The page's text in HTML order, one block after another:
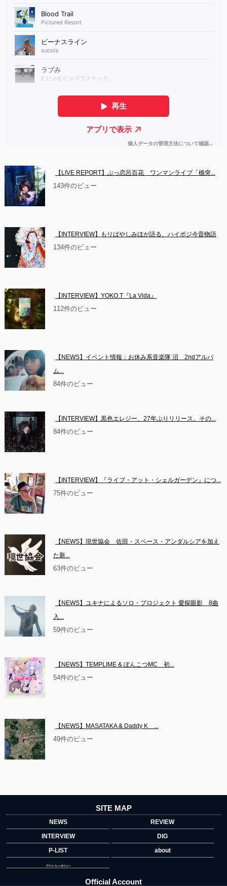
【LIVE REPORT】ぶっ恋呂百花　ワンマンライブ「楯突...
143件のビュー
【INTERVIEW】もりばやしみほが語る、ハイポジ今昔物語
134件のビュー
【INTERVIEW】YOKO.T『La Vida』
112件のビュー
【NEWS】イベント情報：お休み系音楽隊 沼　2ndアルバ
ム...
84件のビュー
【INTERVIEW】黒色エレジー、27年ぶりリリース。その...
84件のビュー
【INTERVIEW】『ライブ・アット・シェルガーデン』につ...
75件のビュー
【NEWS】現世協会　佐田・スペース・アンダルシアを加え
た新...
63件のビュー
【NEWS】ユキナによるソロ・プロジェクト 愛探眼影　8曲
入...
59件のビュー
【NEWS】TEMPLIME & ぽんこつMC　初...
54件のビュー
【NEWS】MASATAKA & Daddy K　...
49件のビュー
SITE MAP
NEWS
REVIEW
INTERVIEW
DIG
P-LIST
about
プライバシーポリシー
Official Account